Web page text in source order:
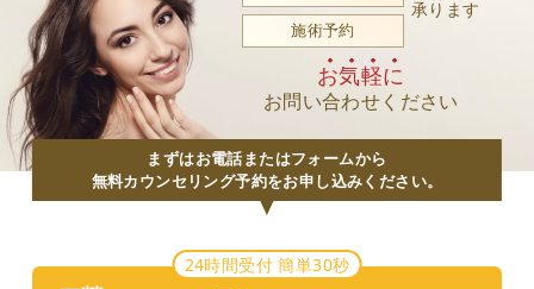
施術予約
承ります
お気軽に
お問い合わせください
まずはお電話またはフォームから
無料カウンセリング予約をお申し込みください。
24時間受付 簡単30秒